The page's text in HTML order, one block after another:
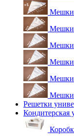
Мешки
Мешки
Мешки
Мешки
Мешки
Мешки
Решетки
Кондитерская